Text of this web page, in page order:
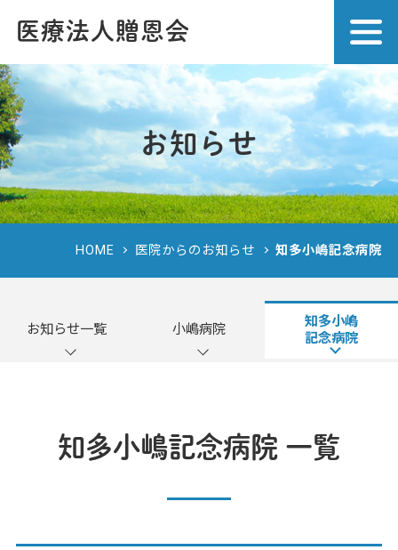
医療法人贈恩会
お知らせ
HOME 医院からのお知らせ 知多小嶋記念病院
お知らせ一覧 小嶋病院
知多小嶋
記念病院
知多小嶋記念病院 一覧